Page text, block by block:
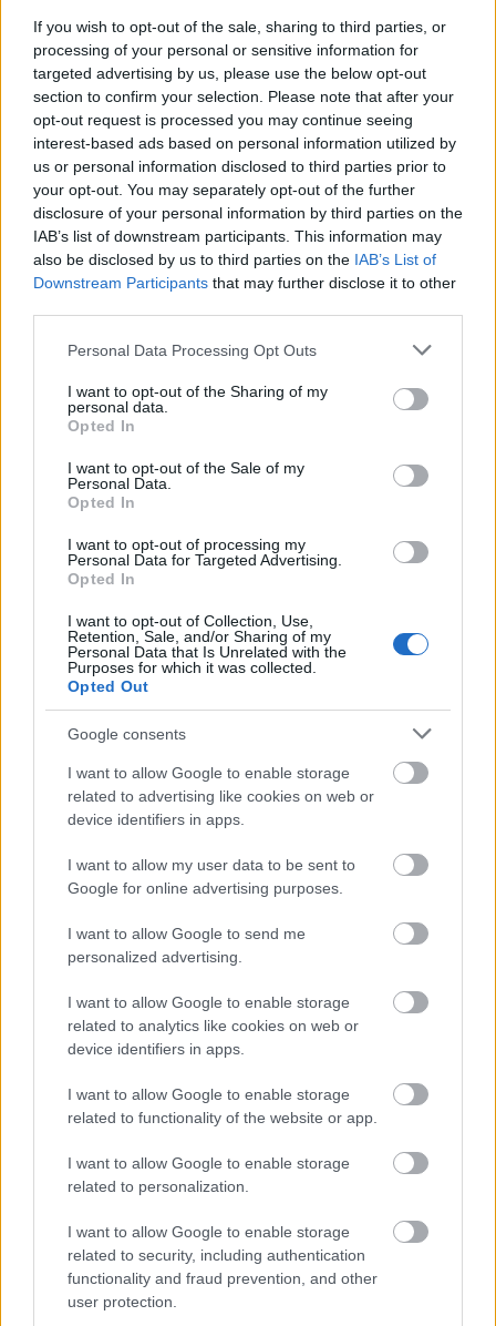
If you wish to opt-out of the sale, sharing to third parties, or
processing of your personal or sensitive information for
targeted advertising by us, please use the below opt-out
section to confirm your selection. Please note that after your
opt-out request is processed you may continue seeing
interest-based ads based on personal information utilized by
us or personal information disclosed to third parties prior to
your opt-out. You may separately opt-out of the further
disclosure of your personal information by third parties on the
IAB’s list of downstream participants. This information may
also be disclosed by us to third parties on the IAB’s List of
Downstream Participants that may further disclose it to other
Please note that this website/app uses one or more Google
not limited to your visit or usage behaviour. You may click to
grant or deny consent to Google and its third-party tags to
use your data for below specified purposes in below Google
consent section.
Personal Data Processing Opt Outs
I want to opt-out of the Sharing of my
personal data.
Opted In
I want to opt-out of the Sale of my
Personal Data.
Opted In
I want to opt-out of processing my
Personal Data for Targeted Advertising.
Opted In
I want to opt-out of Collection, Use,
Retention, Sale, and/or Sharing of my
Personal Data that Is Unrelated with the
Purposes for which it was collected.
Opted Out
Google consents
I want to allow Google to enable storage
related to advertising like cookies on web or
device identifiers in apps.
I want to allow my user data to be sent to
Google for online advertising purposes.
I want to allow Google to send me
personalized advertising.
I want to allow Google to enable storage
related to analytics like cookies on web or
device identifiers in apps.
I want to allow Google to enable storage
related to functionality of the website or app.
I want to allow Google to enable storage
related to personalization.
I want to allow Google to enable storage
related to security, including authentication
functionality and fraud prevention, and other
user protection.
sixx•2012. szeptember 13.
Nicollette Sheridan hiába szeretné, hogy bíróság
továbbra is foglalkozzon a Született feleségek
forgatása alatt őt ért inzultusokkal,
a fellebbviteli bíróság ugyanis kihajította a
keresetét. Faszán néz ki Jael, az America's Next Top
Model egykori szereplője, aki mostanában…
Promók halomra: nyakunkon a tévés
ősz I.
2012. augusztus 22.
Annyi videó jön ki naponta, hogy képtelenség külön
posztban kezelni őket, egyesével, szóval ömlesztve
látta őket. Mára jutott a hamarosan induló
America's Next Top Model-ből, aminek új évadában
Hírek kávé mellé
2012. február 23.
Ilyenkor is lehet kávézni, sőt. Fura, de Matthew
Morrison tűnik az egyetlen olyan Glee-szereplőnek,
akiből a sorozat után is lehet valaki, legalábbis ezt
állítja a Q Scores company, ami a színészek
ismertségi rátája meg kismillió más faktor
összesítése után jutott erre a…